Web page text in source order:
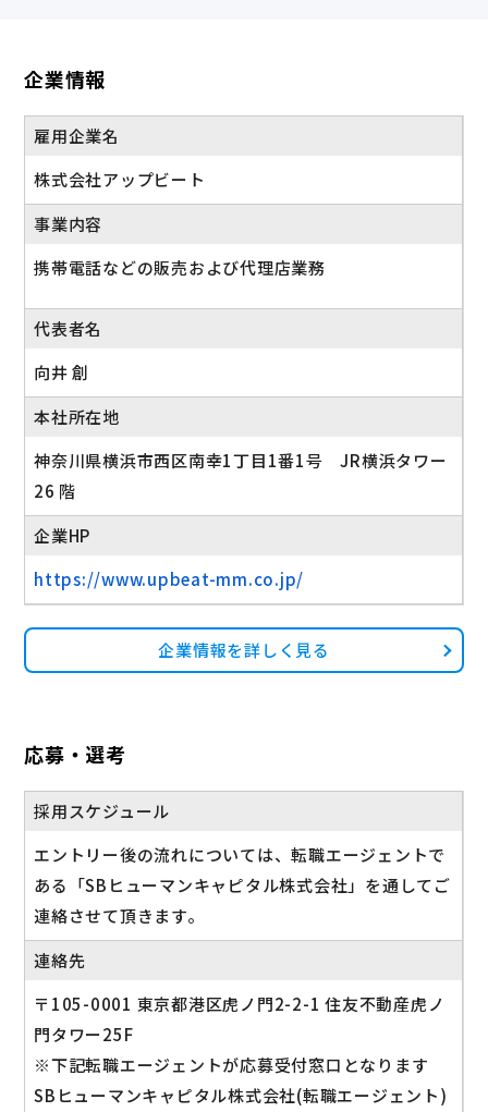
企業情報
雇用企業名
株式会社アップビート
事業内容
携帯電話などの販売および代理店業務
代表者名
向井 創
本社所在地
神奈川県横浜市西区南幸1丁目1番1号 JR横浜タワー
26 階
企業HP
https://www.upbeat-mm.co.jp/
企業情報を詳しく見る
応募・選考
採用スケジュール
エントリー後の流れについては、転職エージェントで
ある「SBヒューマンキャピタル株式会社」を通してご
連絡させて頂きます。
連絡先
〒105-0001 東京都港区虎ノ門2-2-1 住友不動産虎ノ
門タワー25F
※下記転職エージェントが応募受付窓口となります
SBヒューマンキャピタル株式会社(転職エージェント)